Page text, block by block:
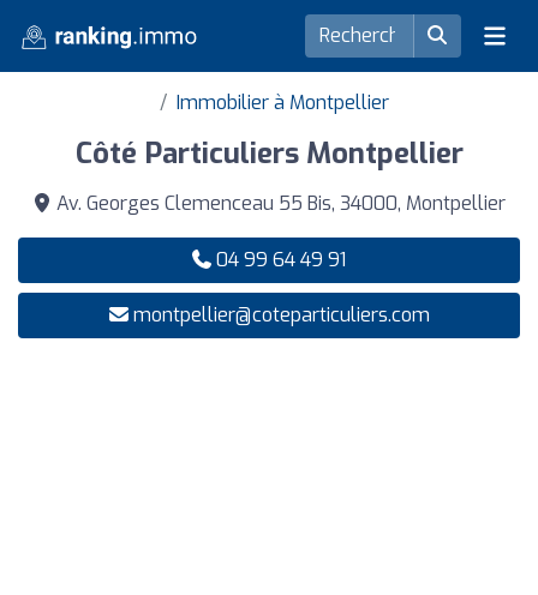
Immobilier à Montpellier
Côté Particuliers Montpellier
Av. Georges Clemenceau 55 Bis, 34000, Montpellier
04 99 64 49 91
montpellier@coteparticuliers.com